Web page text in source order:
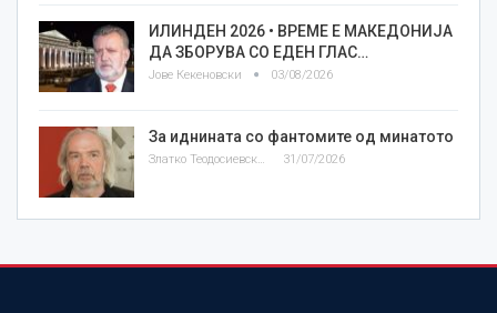
ИЛИНДЕН 2026 • ВРЕМЕ Е МАКЕДОНИЈА
ДА ЗБОРУВА СО ЕДЕН ГЛАС…
Јове Кекеновски 03/08/2026
За иднината со фантомите од минатото
Златко Теодосиевски 31/07/2026